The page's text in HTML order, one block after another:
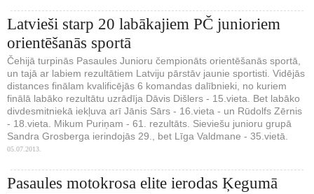
Latvieši starp 20 labākajiem PČ junioriem
orientēšanās sportā
Čehijā turpinās Pasaules Junioru čempionāts orientēšanās sportā,
un tajā ar labiem rezultātiem Latviju pārstāv jaunie sportisti. Vidējās
distances finālam kvalificējās 6 komandas dalībnieki, no kuriem
finālā labāko rezultātu uzrādīja Dāvis Dišlers - 15.vieta. Bet labāko
divdesmitniekā iekļuva arī Jānis Sārs - 16.vieta - un Rūdolfs Zērnis
- 18.vieta. Mikum Puriņam - 61. rezultāts. Sieviešu junioru grupā
Sandra Grosberga ierindojās 29., bet Līga Valdmane - 35.vietā.
05.07.2013.
Pasaules motokrosa elite ierodas Ķegumā